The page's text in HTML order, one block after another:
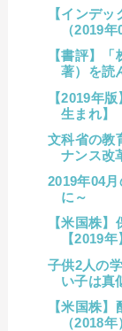
【インデ
（2019
【書評】
著）を読
【2019年
生まれ】
文科省の教
ナンス改
2019年04
に～
【米国株
【2019年
子供2人の
い子は真
【米国株
（2018年